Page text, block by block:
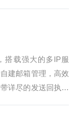
（Simple Mail Tran
搭载强大的多IP服
建邮箱管理，高效
详尽的发送回执，
箱验证接口是一种